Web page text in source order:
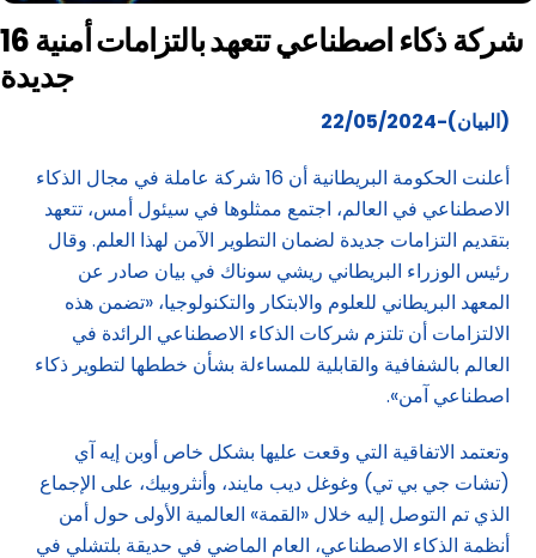
16 شركة ذكاء اصطناعي تتعهد بالتزامات أمنية
جديدة
(البيان)-22/05/2024
أعلنت الحكومة البريطانية أن 16 شركة عاملة في مجال الذكاء
الاصطناعي في العالم، اجتمع ممثلوها في سيئول أمس، تتعهد
بتقديم التزامات جديدة لضمان التطوير الآمن لهذا العلم. وقال
رئيس الوزراء البريطاني ريشي سوناك في بيان صادر عن
المعهد البريطاني للعلوم والابتكار والتكنولوجيا، «تضمن هذه
الالتزامات أن تلتزم شركات الذكاء الاصطناعي الرائدة في
العالم بالشفافية والقابلية للمساءلة بشأن خططها لتطوير ذكاء
اصطناعي آمن».
وتعتمد الاتفاقية التي وقعت عليها بشكل خاص أوبن إيه آي
(تشات جي بي تي) وغوغل ديب مايند، وأنثروبيك، على الإجماع
الذي تم التوصل إليه خلال «القمة» العالمية الأولى حول أمن
أنظمة الذكاء الاصطناعي، العام الماضي في حديقة بلتشلي في